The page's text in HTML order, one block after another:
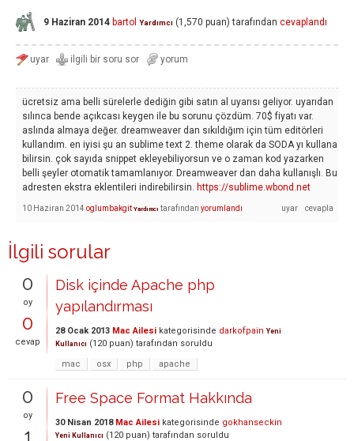
9 Haziran 2014 bartol Yardımcı (1,570 puan) tarafından cevaplandı
ücretsiz ama belli sürelerle dediğin gibi satın al uyarısı geliyor. uyarıdan
sılınca bende açıkcası keygen ile bu sorunu çözdüm. 70$ fiyatı var.
aslında almaya değer. dreamweaver dan sıkıldığım için tüm editörleri
kullandım. en iyisi şu an sublime text 2. theme olarak da SODA yı kullana
bilirsin. çok sayıda snippet ekleyebiliyorsun ve o zaman kod yazarken
belli şeyler otomatik tamamlanıyor. Dreamweaver dan daha kullanışlı. Bu
adresten ekstra eklentileri indirebilirsin. https://sublime.wbond.net
10 Haziran 2014 oglumbakgit Yardımcı tarafından yorumlandı
İlgili sorular
0
oy
0
cevap
Disk içinde Apache php
yapılandırması
28 Ocak 2013 Mac Ailesi kategorisinde darkofpain Yeni
Kullanıcı (120 puan) tarafından soruldu
mac
osx php apache
0
oy
1
Free Space Format Hakkında
30 Nisan 2018 Mac Ailesi kategorisinde gokhanseckin
Yeni Kullanıcı (120 puan) tarafından soruldu